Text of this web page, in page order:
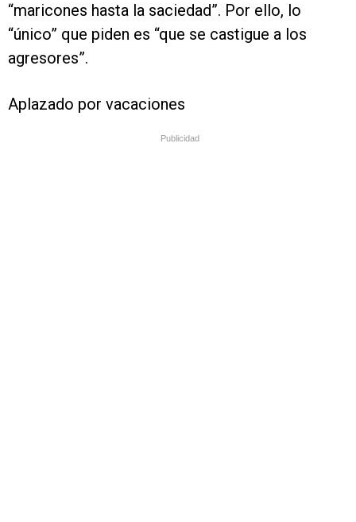
“maricones hasta la saciedad”. Por ello, lo
“único” que piden es “que se castigue a los
agresores”.
Aplazado por vacaciones
Publicidad